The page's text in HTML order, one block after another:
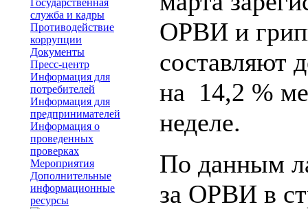
Государственная
служба и кадры
Противодействие
коррупции
Документы
Пресс-центр
Информация для
потребителей
Информация для
предпринимателей
Информация о
проведенных
проверках
Мероприятия
Дополнительные
информационные
ресурсы
ОРВИ и
составляют
на 14,2 %
неделе.
По данным
за ОРВИ в